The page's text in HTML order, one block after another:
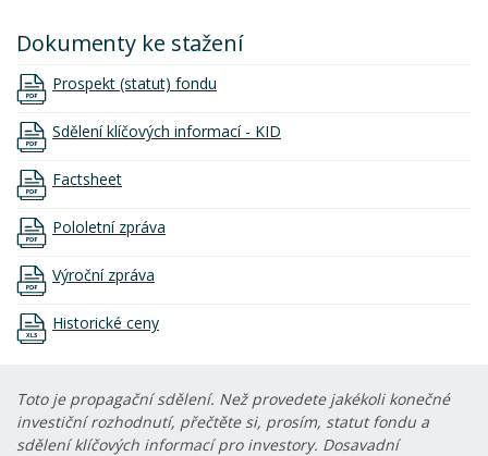
Dokumenty ke stažení
Prospekt (statut) fondu
Sdělení klíčových informací - KID
Factsheet
Pololetní zpráva
Výroční zpráva
Historické ceny
Toto je propagační sdělení. Než provedete jakékoli konečné
investiční rozhodnutí, přečtěte si, prosím, statut fondu a
sdělení klíčových informací pro investory. Dosavadní